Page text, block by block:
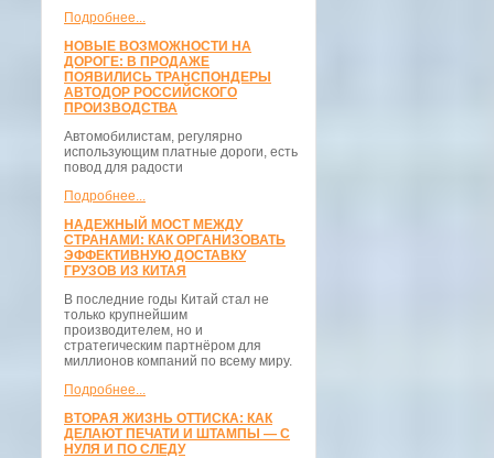
Подробнее...
НОВЫЕ ВОЗМОЖНОСТИ НА
ДОРОГЕ: В ПРОДАЖЕ
ПОЯВИЛИСЬ ТРАНСПОНДЕРЫ
АВТОДОР РОССИЙСКОГО
ПРОИЗВОДСТВА
Автомобилистам, регулярно
использующим платные дороги, есть
повод для радости
Подробнее...
НАДЕЖНЫЙ МОСТ МЕЖДУ
СТРАНАМИ: КАК ОРГАНИЗОВАТЬ
ЭФФЕКТИВНУЮ ДОСТАВКУ
ГРУЗОВ ИЗ КИТАЯ
В последние годы Китай стал не
только крупнейшим
производителем, но и
стратегическим партнёром для
миллионов компаний по всему миру.
Подробнее...
ВТОРАЯ ЖИЗНЬ ОТТИСКА: КАК
ДЕЛАЮТ ПЕЧАТИ И ШТАМПЫ — С
НУЛЯ И ПО СЛЕДУ